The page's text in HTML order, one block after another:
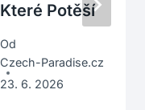
Které Potěší
Od
Czech-Paradise.cz
23. 6. 2026